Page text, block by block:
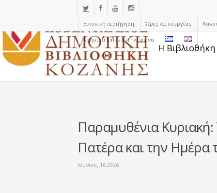
Εικονική περιήγηση Ώρες λειτουργίας
Χρήσιμα Links & Τηλέφωνα
Η
Παραμυθένια
Πατέρα και την Ημέρα
Ιούνιος, 16 2026